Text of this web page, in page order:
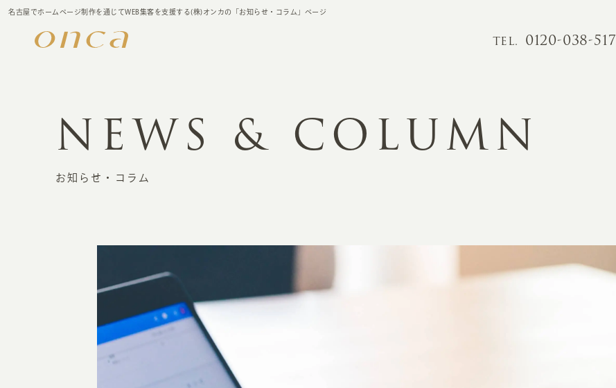
名古屋でホームページ制作を通じてWEB集客を支援する(株)オンカの「お知らせ・コラム」ページ
TEL. 0120-038-517
NEWS & COLUMN
お知らせ・コラム